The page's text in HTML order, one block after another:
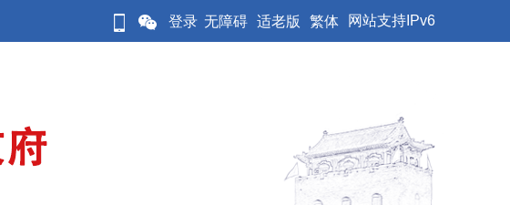
登录 无障碍 适老版 繁体 网站支持IPv6